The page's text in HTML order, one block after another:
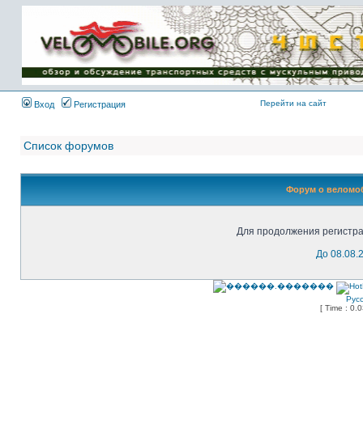
Имя пользователя:
Пароль:
{ LOG_ME_IN_SHORT
}
Вход
Регистрация Перейти на сайт
Список форумов
Форум о
Для продолжения
До
[ Time :